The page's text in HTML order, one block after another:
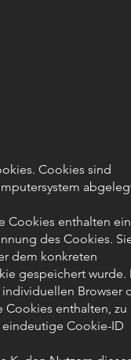
Cookies sind
Cookies enthalten
des Cookies.
dem konkreten
gespeichert wurde.
Browser
Cookies enthalten, zu
Cookie-ID